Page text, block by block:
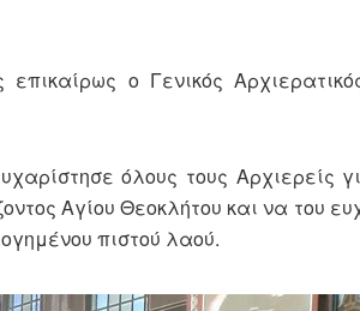
ο Γενικός
όλους τους Αρχιερείς
Αγίου Θεοκλήτου και να του
πιστού λαού.